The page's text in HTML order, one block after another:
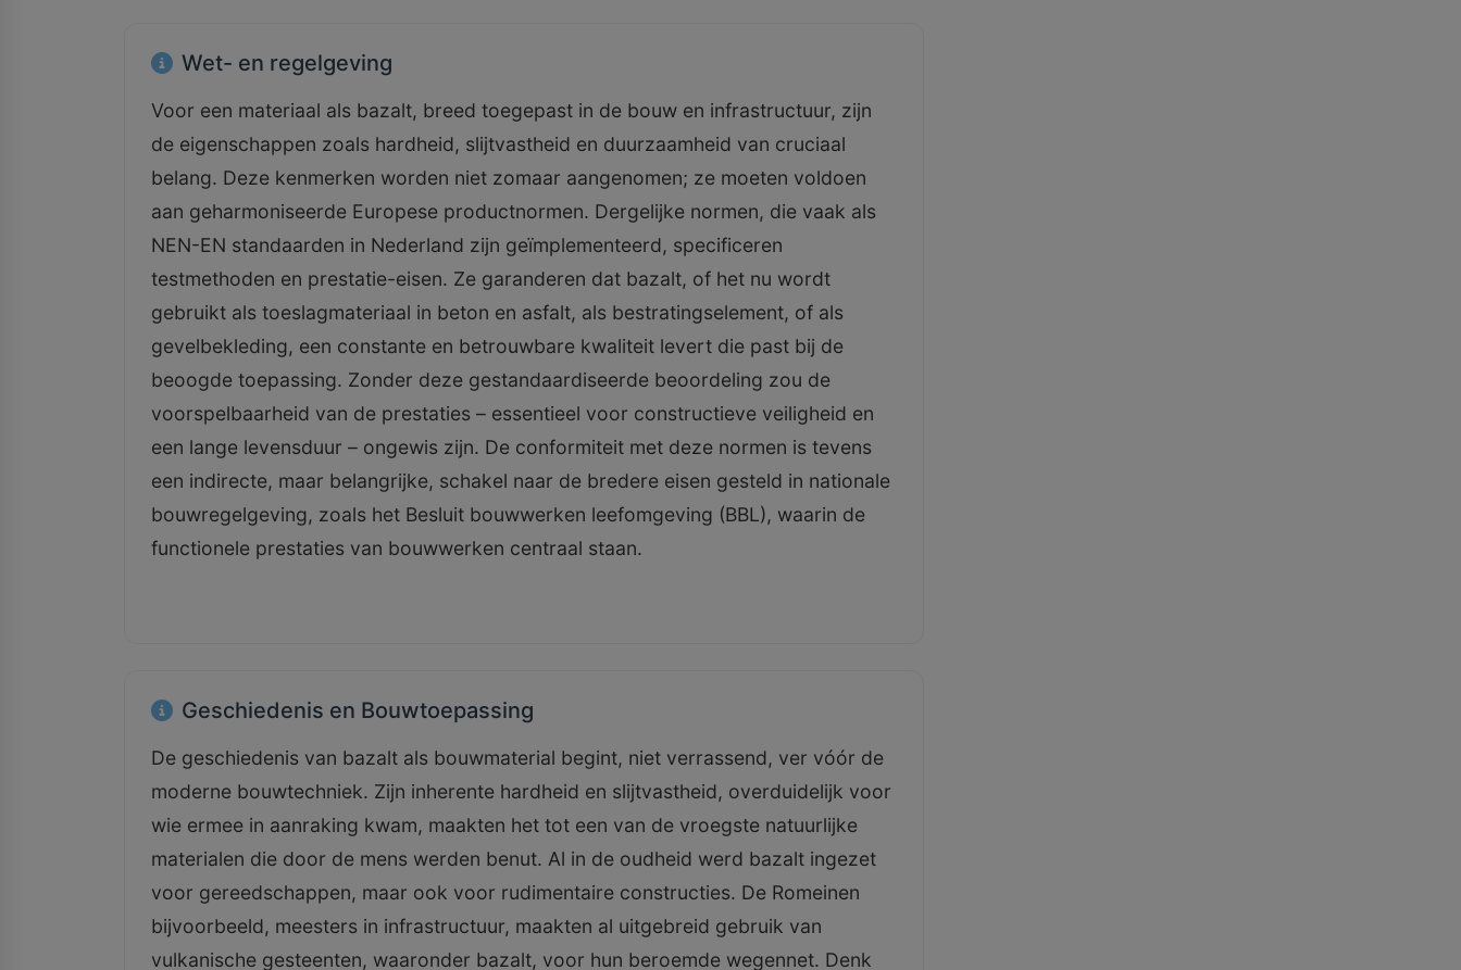
Wet- en regelgeving
Voor een materiaal als bazalt, breed toegepast in de bouw en infrastructuur, zijn
de eigenschappen zoals hardheid, slijtvastheid en duurzaamheid van cruciaal
belang. Deze kenmerken worden niet zomaar aangenomen; ze moeten voldoen
aan geharmoniseerde Europese productnormen. Dergelijke normen, die vaak als
NEN-EN standaarden in Nederland zijn geïmplementeerd, specificeren
testmethoden en prestatie-eisen. Ze garanderen dat bazalt, of het nu wordt
gebruikt als toeslagmateriaal in beton en asfalt, als bestratingselement, of als
gevelbekleding, een constante en betrouwbare kwaliteit levert die past bij de
beoogde toepassing. Zonder deze gestandaardiseerde beoordeling zou de
voorspelbaarheid van de prestaties – essentieel voor constructieve veiligheid en
een lange levensduur – ongewis zijn. De conformiteit met deze normen is tevens
een indirecte, maar belangrijke, schakel naar de bredere eisen gesteld in nationale
bouwregelgeving, zoals het Besluit bouwwerken leefomgeving (BBL), waarin de
functionele prestaties van bouwwerken centraal staan.
Geschiedenis en Bouwtoepassing
De geschiedenis van bazalt als bouwmaterial begint, niet verrassend, ver vóór de
moderne bouwtechniek. Zijn inherente hardheid en slijtvastheid, overduidelijk voor
wie ermee in aanraking kwam, maakten het tot een van de vroegste natuurlijke
materialen die door de mens werden benut. Al in de oudheid werd bazalt ingezet
voor gereedschappen, maar ook voor rudimentaire constructies. De Romeinen
bijvoorbeeld, meesters in infrastructuur, maakten al uitgebreid gebruik van
vulkanische gesteenten, waaronder bazalt, voor hun beroemde wegennet. Denk